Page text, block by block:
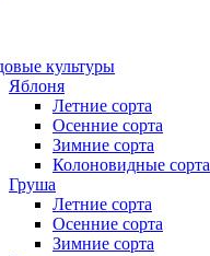
культуры
Яблоня
Летние сорта
Осенние сорта
Зимние сорта
Колоновидные сорта
Груша
Летние сорта
Осенние сорта
Зимние сорта